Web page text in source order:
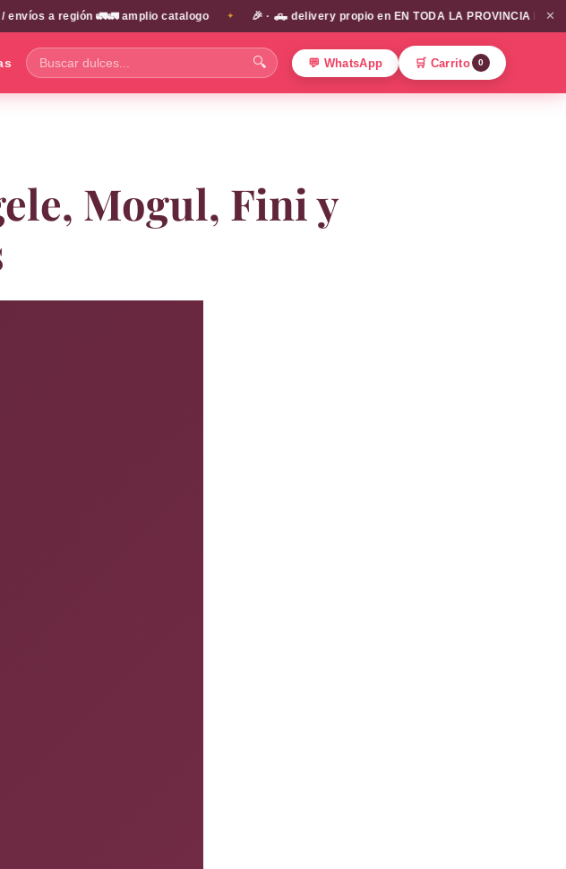
🚛🚛 amplio catalogo ✦ 🎉 · 🛻 delivery propio en EN TODA LA PROVINCIA DE ✕
Buscar
dulces...
🔍 💬 WhatsApp 🛒 Carrito 0
Mogul, Fini y